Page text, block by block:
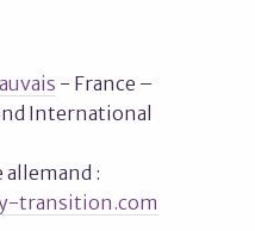
- France –
International
:
transition.com